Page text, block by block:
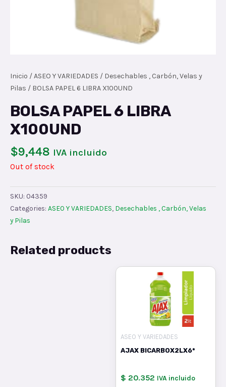
Inicio /ASEO Y VARIEDADES / Desechables , Carbón, Velas y
Pilas / BOLSA PAPEL 6 LIBRA X100UND
BOLSA PAPEL 6 LIBRA
X100UND
$9,448 IVA incluido
Out of stock
SKU: 04359
Categories: ASEO Y VARIEDADES, Desechables , Carbón, Velas
y Pilas
Related products
ASEO Y VARIEDADES
AJAX BICARBOX2LX6*
$ 20.352 IVA incluido